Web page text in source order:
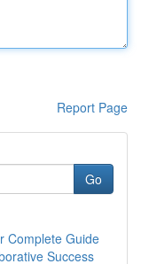
Report Page
Go
Complete Guide
Success